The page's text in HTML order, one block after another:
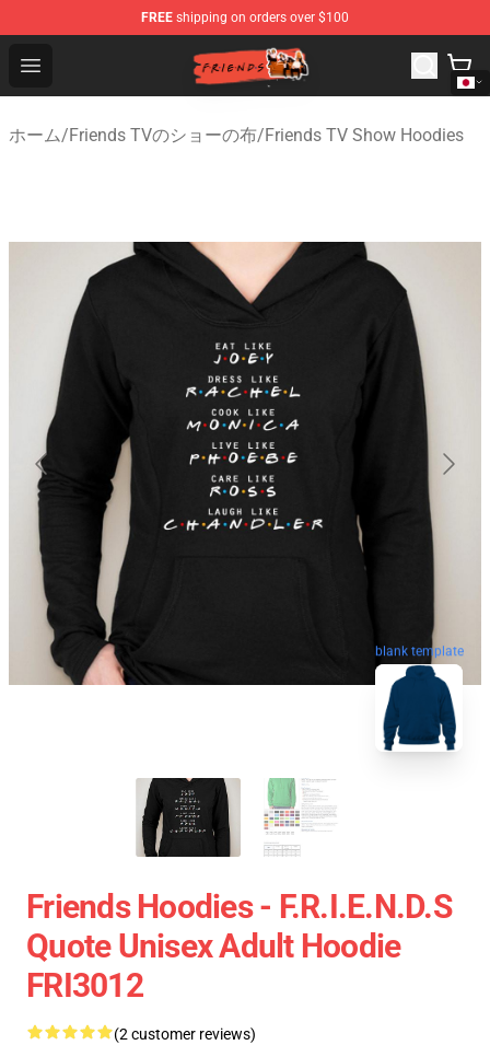
FREE shipping on orders over $100
Open menu
Friends Store - Official Friends Merchandise Shop
ホーム/Friends TVのショーの布/Friends TV Show Hoodies
blank template
Friends Hoodies - F.R.I.E.N.D.S
Quote Unisex Adult Hoodie
FRI3012
(2 customer reviews)